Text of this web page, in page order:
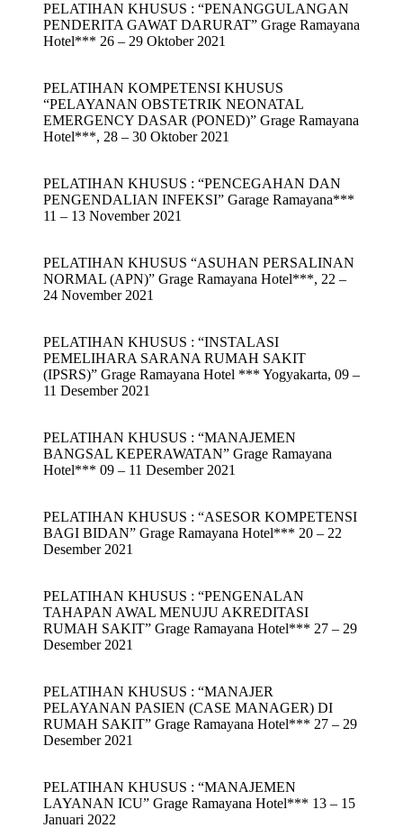
PELATIHAN KHUSUS : “PENANGGULANGAN
PENDERITA GAWAT DARURAT” Grage Ramayana
Hotel*** 26 – 29 Oktober 2021
PELATIHAN KOMPETENSI KHUSUS
“PELAYANAN OBSTETRIK NEONATAL
EMERGENCY DASAR (PONED)” Grage Ramayana
Hotel***, 28 – 30 Oktober 2021
PELATIHAN KHUSUS : “PENCEGAHAN DAN
PENGENDALIAN INFEKSI” Garage Ramayana***
11 – 13 November 2021
PELATIHAN KHUSUS “ASUHAN PERSALINAN
NORMAL (APN)” Grage Ramayana Hotel***, 22 –
24 November 2021
PELATIHAN KHUSUS : “INSTALASI
PEMELIHARA SARANA RUMAH SAKIT
(IPSRS)” Grage Ramayana Hotel *** Yogyakarta, 09 –
11 Desember 2021
PELATIHAN KHUSUS : “MANAJEMEN
BANGSAL KEPERAWATAN” Grage Ramayana
Hotel*** 09 – 11 Desember 2021
PELATIHAN KHUSUS : “ASESOR KOMPETENSI
BAGI BIDAN” Grage Ramayana Hotel*** 20 – 22
Desember 2021
PELATIHAN KHUSUS : “PENGENALAN
TAHAPAN AWAL MENUJU AKREDITASI
RUMAH SAKIT” Grage Ramayana Hotel*** 27 – 29
Desember 2021
PELATIHAN KHUSUS : “MANAJER
PELAYANAN PASIEN (CASE MANAGER) DI
RUMAH SAKIT” Grage Ramayana Hotel*** 27 – 29
Desember 2021
PELATIHAN KHUSUS : “MANAJEMEN
LAYANAN ICU” Grage Ramayana Hotel*** 13 – 15
Januari 2022